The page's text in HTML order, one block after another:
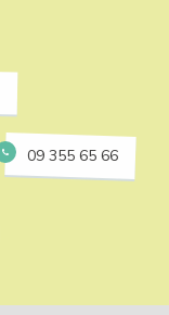
09 355 65 66